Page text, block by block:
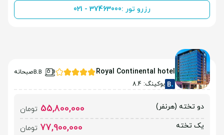
رزرو تور :021 - 37463000
Royal Continental hotel
صبحانه
بوکینگ: 8.4
دو تخته (هرنفر) 55,800,000 تومان
یک تخته
77,900,000 تومان